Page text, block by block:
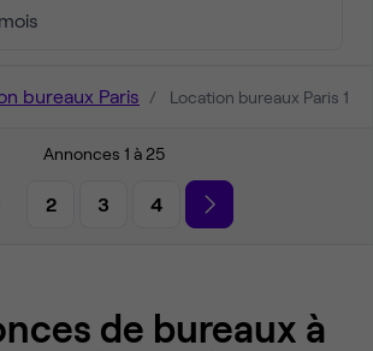
bureaux Paris Location bureaux Paris 1
Annonces 1 à 25
2 3 4
de bureaux à